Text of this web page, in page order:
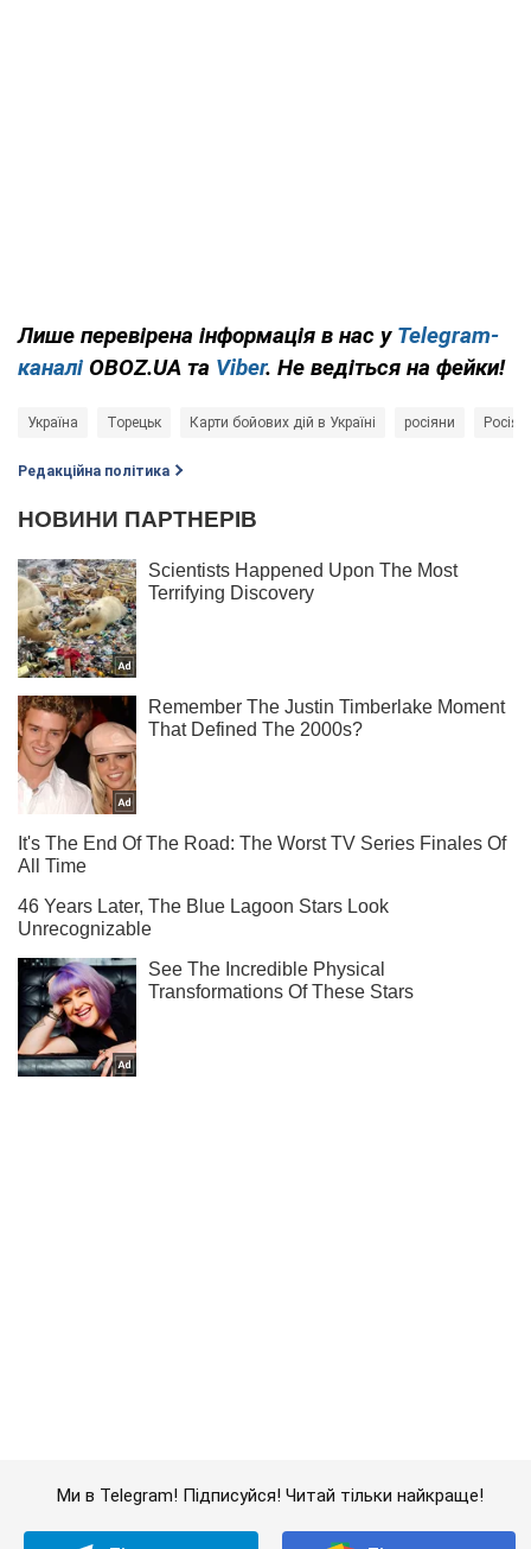
Лише перевірена інформація в нас у Telegram-
каналі OBOZ.UA та Viber. Не ведіться на фейки!
Україна Торецьк Карти бойових дій в Україні росіяни Росія
Редакційна політика